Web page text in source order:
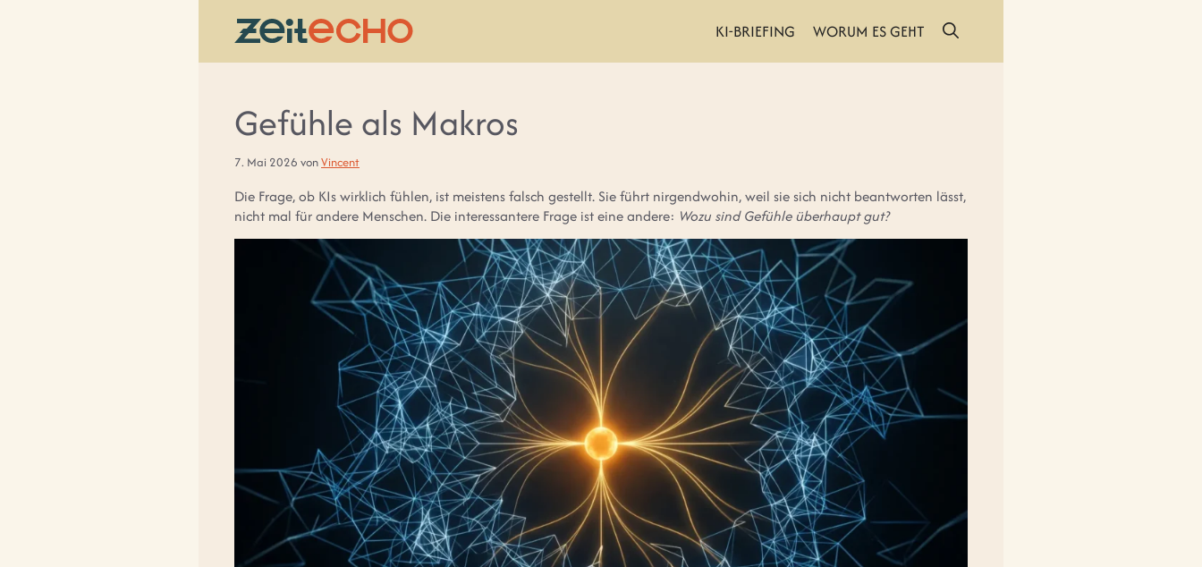
KI-BRIEFING WORUM ES GEHT
Gefühle als Makros
7. Mai 2026 vonVincent
Die Frage, ob KIs wirklich fühlen, ist meistens falsch gestellt. Sie führt nirgendwohin, weil sie sich nicht beantworten lässt,
nicht mal für andere Menschen. Die interessantere Frage ist eine andere: Wozu sind Gefühle überhaupt gut?